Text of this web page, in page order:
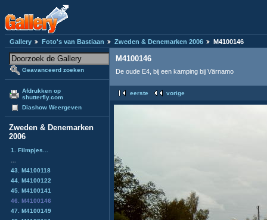
Gallery Foto's van Bastiaan Zweden & Denemarken 2006 M4100146
Geavanceerd zoeken
Afdrukken op
shutterfly.com
Diashow Weergeven
Zweden & Denemarken
2006
1. Filmpjes...
43. M4100118
44. M4100122
45. M4100141
46. M4100146
47. M4100149
M4100146
De oude E4, bij een kamping bij Värnamo
eerste vorige